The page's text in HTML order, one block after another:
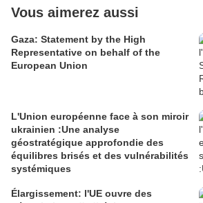
Vous aimerez aussi
Gaza: Statement by the High
Representative on behalf of the
European Union
L'Union européenne face à son miroir
ukrainien :Une analyse
géostratégique approfondie des
équilibres brisés et des vulnérabilités
systémiques
Élargissement: l'UE ouvre des